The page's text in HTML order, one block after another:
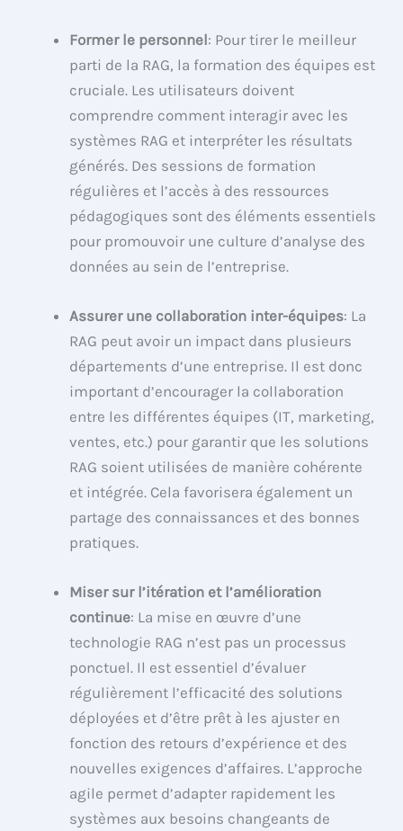
Former le personnel: Pour tirer le meilleur
parti de la RAG, la formation des équipes est
cruciale. Les utilisateurs doivent
comprendre comment interagir avec les
systèmes RAG et interpréter les résultats
générés. Des sessions de formation
régulières et l’accès à des ressources
pédagogiques sont des éléments essentiels
pour promouvoir une culture d’analyse des
données au sein de l’entreprise.
Assurer une collaboration inter-équipes: La
RAG peut avoir un impact dans plusieurs
départements d’une entreprise. Il est donc
important d’encourager la collaboration
entre les différentes équipes (IT, marketing,
ventes, etc.) pour garantir que les solutions
RAG soient utilisées de manière cohérente
et intégrée. Cela favorisera également un
partage des connaissances et des bonnes
pratiques.
Miser sur l’itération et l’amélioration
continue: La mise en œuvre d’une
technologie RAG n’est pas un processus
ponctuel. Il est essentiel d’évaluer
régulièrement l’efficacité des solutions
déployées et d’être prêt à les ajuster en
fonction des retours d’expérience et des
nouvelles exigences d’affaires. L’approche
agile permet d’adapter rapidement les
systèmes aux besoins changeants de